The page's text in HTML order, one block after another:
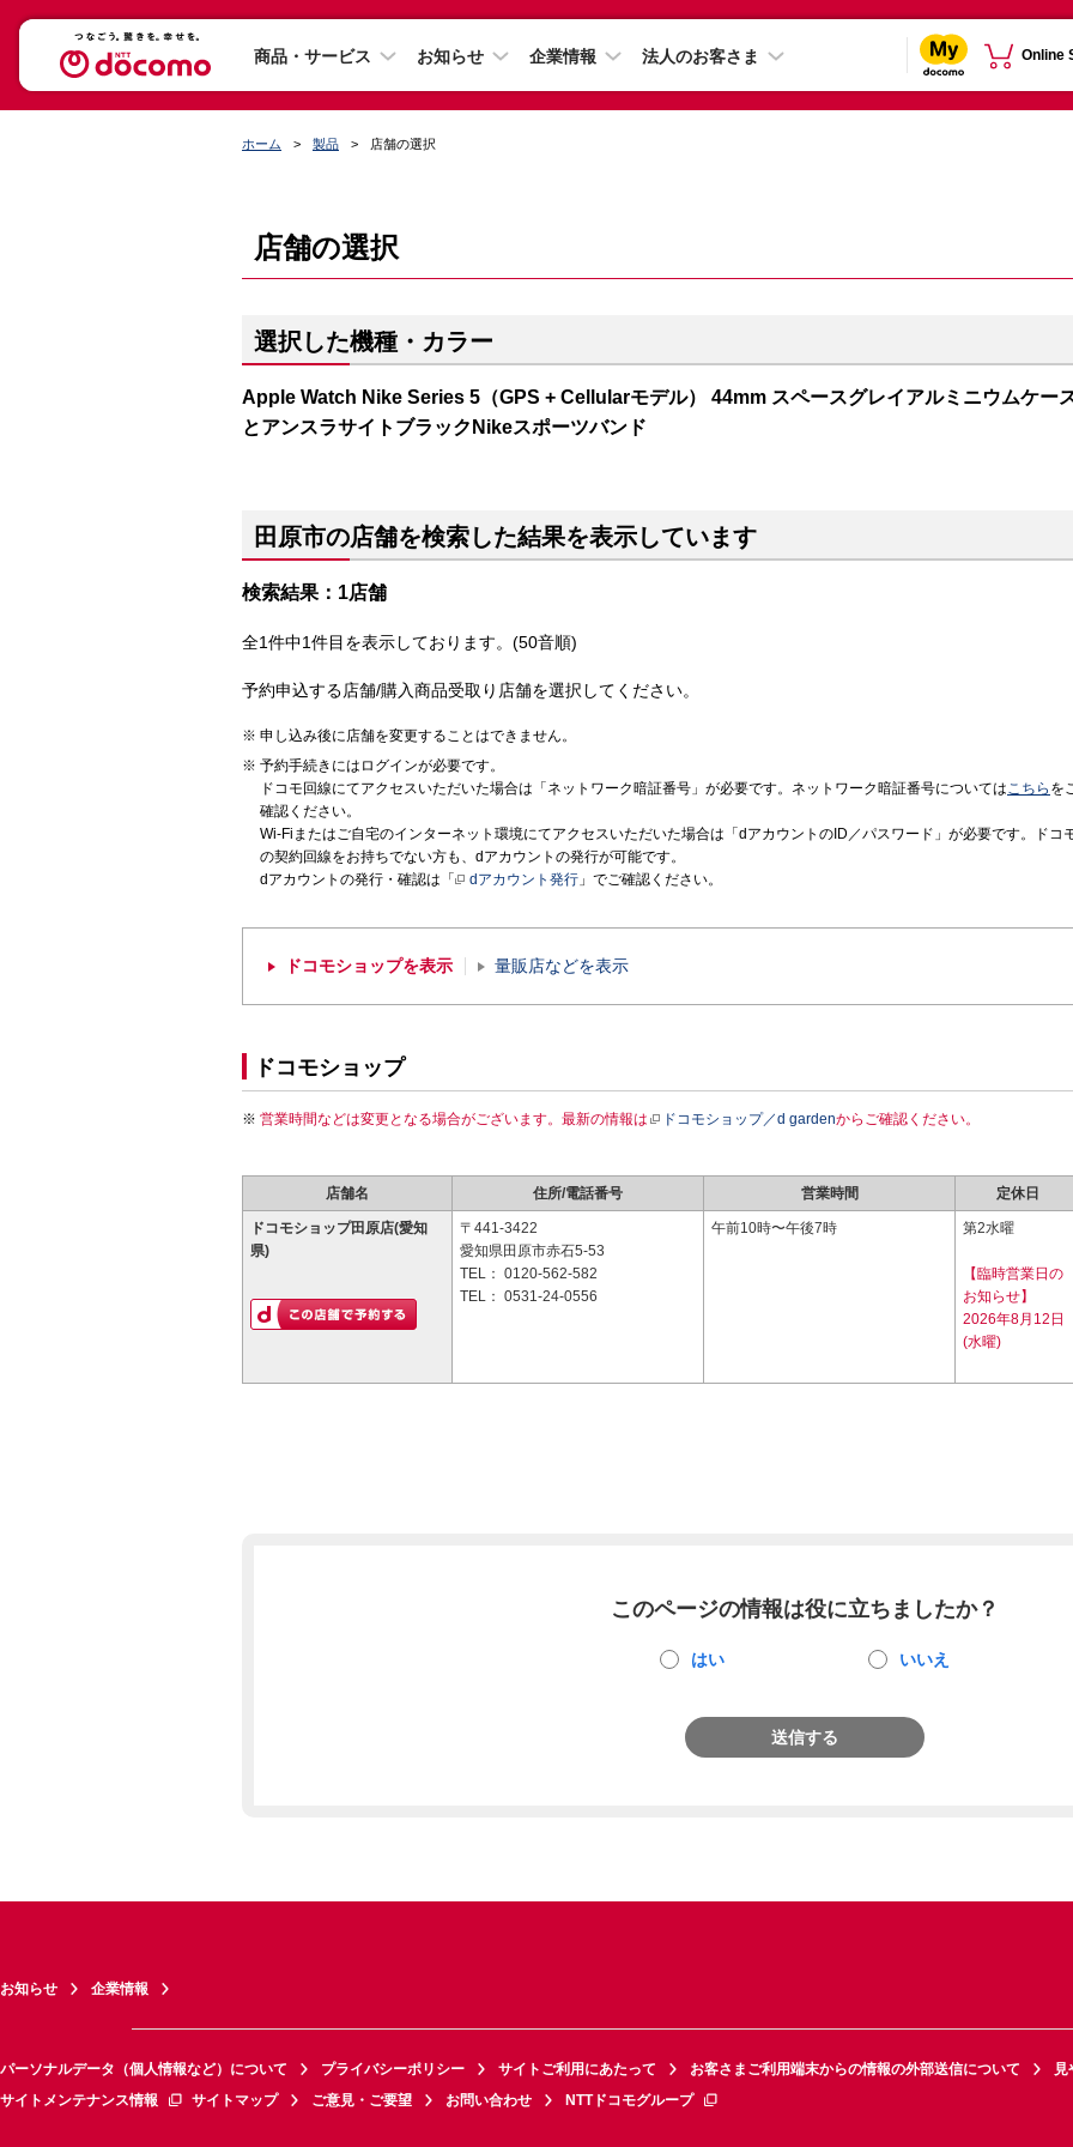
商品・サービス お知らせ 企業情報 法人のお客さま Online
ホーム 製品 店舗の選択
店舗の選択
選択した機種・カラー
Apple Watch Nike Series 5（GPS + Cellularモデル） 44mm スペースグレイアルミニウムケー
とアンスラサイトブラックNikeスポーツバンド
田原市の店舗を検索した結果を表示しています
検索結果：1店舗
全1件中1件目を表示しております。(50音順)
予約申込する店舗/購入商品受取り店舗を選択してください。
申し込み後に店舗を変更することはできません。
予約手続きにはログインが必要です。
ドコモ回線にてアクセスいただいた場合は「ネットワーク暗証番号」が必要です。ネットワーク暗証番号についてはこちら を
確認ください。
Wi-Fiまたはご自宅のインターネット環境にてアクセスいただいた場合は「dアカウントのID／パスワード」が必要です。ドコ
の契約回線をお持ちでない方も、dアカウントの発行が可能です。
dアカウントの発行・確認は「
dアカウント発行 」でご確認ください。
ドコモショップを表示 量販店などを表示
ドコモショップ
営業時間などは変更となる場合がございます。最新の情報は ドコモショップ／d gardenからご確認ください。
店舗名 住所/電話番号 営業時間 定休日
ドコモショップ田原店(愛知
県)
〒441-3422
愛知県田原市赤石5-53
TEL： 0120-562-582
TEL： 0531-24-0556
午前10時〜午後7時 第2水曜
【臨時営業日の
お知らせ】
2026年8月12日
(水曜)
このページの情報は役に立ちましたか？
はい いいえ
送信する
お知らせ 企業情報
パーソナルデータ（個人情報など）について プライバシーポリシー サイトご利用にあたって お客さまご利用端末からの情報の外部送信について
見
サイトメンテナンス情報
サイトマップ ご意見・ご要望 お問い合わせ NTTドコモグループ